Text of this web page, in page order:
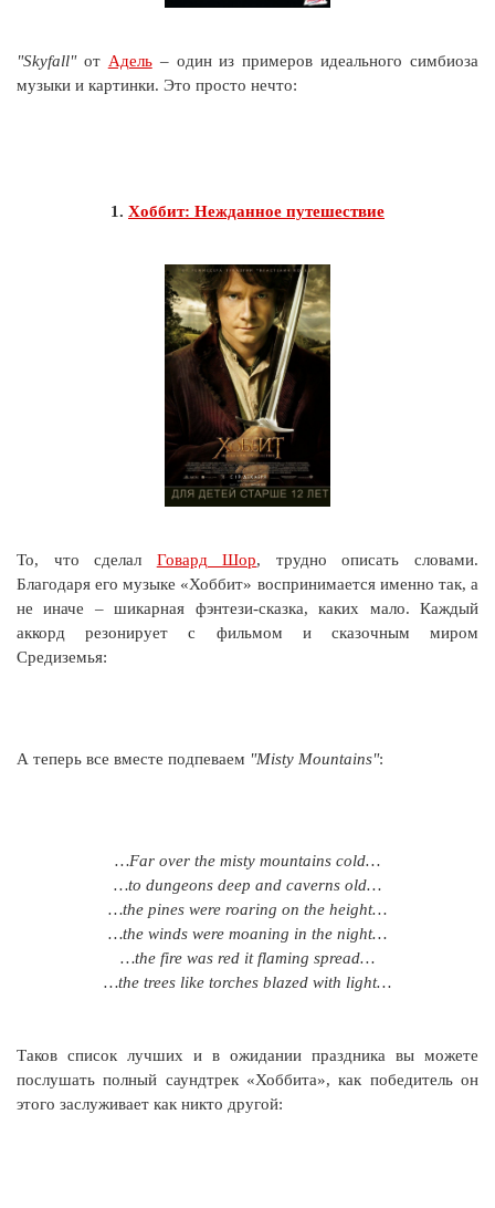
"Skyfall"от Адель– один из примеров идеального симбиоза
музыки и картинки. Это просто нечто:
1. Хоббит: Нежданное путешествие
То, что сделал Говард Шор, трудно описать словами.
Благодаря его музыке «Хоббит» воспринимается именно так, а
не иначе – шикарная фэнтези-сказка, каких мало. Каждый
аккорд резонирует с фильмом и сказочным миром
Средиземья:
А теперь все вместе подпеваем "Misty Mountains":
…Far over the misty mountains cold…
…to dungeons deep and caverns old…
…the pines were roaring on the height…
…the winds were moaning in the night…
…the fire was red it flaming spread…
…the trees like torches blazed with light…
Таков список лучших и в ожидании праздника вы можете
послушать полный саундтрек «Хоббита», как победитель он
этого заслуживает как никто другой: